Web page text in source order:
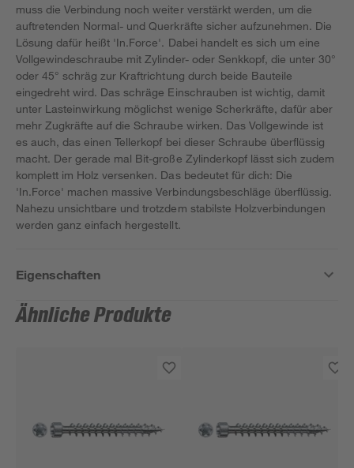
muss die Verbindung noch weiter verstärkt werden, um die
auftretenden Normal- und Querkräfte sicher aufzunehmen. Die
Lösung dafür heißt 'In.Force'. Dabei handelt es sich um eine
Vollgewindeschraube mit Zylinder- oder Senkkopf, die unter 30°
oder 45° schräg zur Kraftrichtung durch beide Bauteile
eingedreht wird. Das schräge Einschrauben ist wichtig, damit
unter Lasteinwirkung möglichst wenige Scherkräfte, dafür aber
mehr Zugkräfte auf die Schraube wirken. Das Vollgewinde ist
es auch, das einen Tellerkopf bei dieser Schraube überflüssig
macht. Der gerade mal Bit-große Zylinderkopf lässt sich zudem
komplett im Holz versenken. Das bedeutet für dich: Die
'In.Force' machen massive Verbindungsbeschläge überflüssig.
Nahezu unsichtbare und trotzdem stabilste Holzverbindungen
werden ganz einfach hergestellt.
Eigenschaften
Ähnliche Produkte